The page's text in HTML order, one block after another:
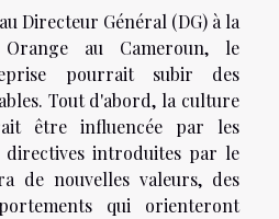
Directeur Général (DG) à la
au Cameroun, le
pourrait subir des
Tout d'abord, la culture
être influencée par les
directives introduites par le
de nouvelles valeurs, des
qui orienteront